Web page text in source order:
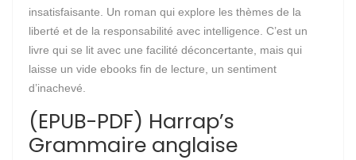
insatisfaisante. Un roman qui explore les thèmes de la
liberté et de la responsabilité avec intelligence. C’est un
livre qui se lit avec une facilité déconcertante, mais qui
laisse un vide ebooks fin de lecture, un sentiment
d’inachevé.
(EPUB-PDF) Harrap’s
Grammaire anglaise